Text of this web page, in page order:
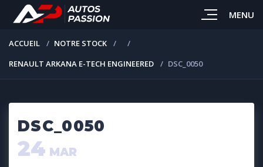
MENU
ACCUEIL
NOTRE STOCK
RENAULT ARKANA E-TECH ENGINEERED
DSC_0050
DSC_0050
24 MAR